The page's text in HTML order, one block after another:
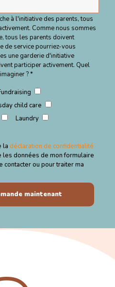
à l'initiative des parents, tous
Comme nous sommes
tous les parents doivent
de service pourriez-vous
une garderie d'initiative
participer activement. Quel
? *
child care
Laundry
la déclaration de confidentialité
les données de mon formulaire
ou pour traiter ma